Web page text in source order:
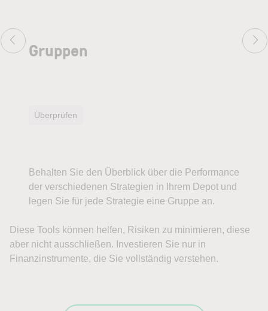
Gruppen
Überprüfen
Behalten Sie den Überblick über die Performance
der verschiedenen Strategien in Ihrem Depot und
legen Sie für jede Strategie eine Gruppe an.
Diese Tools können helfen, Risiken zu minimieren, diese
aber nicht ausschließen. Investieren Sie nur in
Finanzinstrumente, die Sie vollständig verstehen.